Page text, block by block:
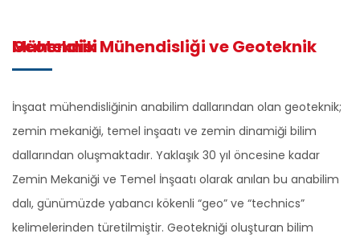
Geoteknik Mühendisliği ve Geoteknik Mühendisi
İnşaat mühendisliğinin anabilim dallarından olan geoteknik;
zemin mekaniği, temel inşaatı ve zemin dinamiği bilim
dallarından oluşmaktadır. Yaklaşık 30 yıl öncesine kadar
Zemin Mekaniği ve Temel İnşaatı olarak anılan bu anabilim
dalı, günümüzde yabancı kökenli “geo” ve “technics”
kelimelerinden türetilmiştir. Geotekniği oluşturan bilim